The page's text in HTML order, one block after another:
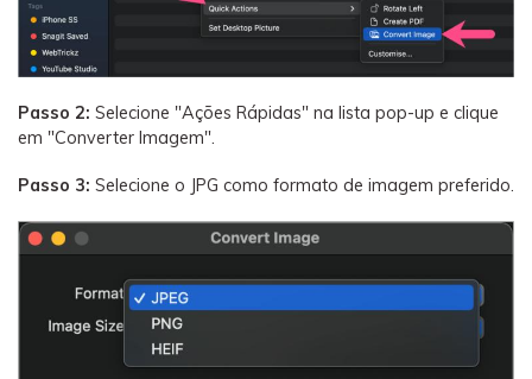
Passo 2: Selecione "Ações Rápidas" na lista pop-up e clique
em "Converter Imagem".
Passo 3: Selecione o JPG como formato de imagem preferido.